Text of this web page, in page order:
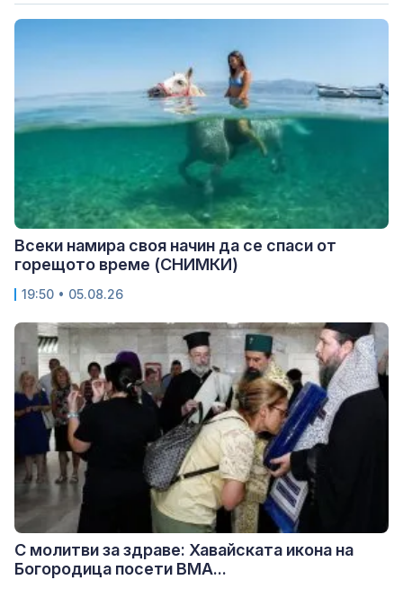
Всеки намира своя начин да се спаси от
горещото време (СНИМКИ)
19:50 • 05.08.26
С молитви за здраве: Хавайската икона на
Богородица посети ВМА...